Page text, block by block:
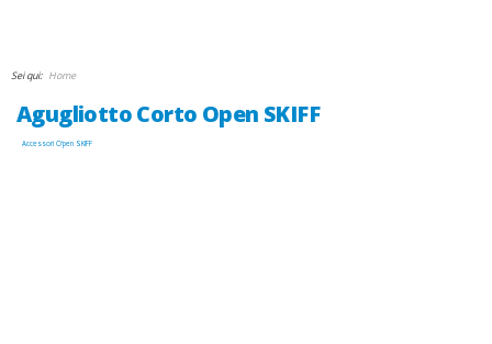
Sei qui: Home
Agugliotto Corto Open SKIFF
Accessori O'pen SKIFF